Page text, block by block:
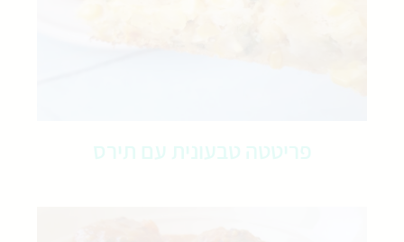
פריטטה טבעונית עם תירס